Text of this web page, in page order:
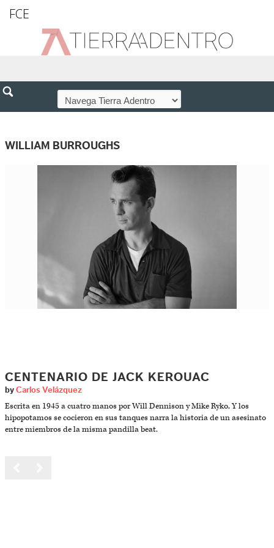
FCE
WILLIAM BURROUGHS
CENTENARIO DE JACK KEROUAC
by Carlos Velázquez
Escrita en 1945 a cuatro manos por Will Dennison y Mike Ryko, Y los
hipopotamos se cocieron en sus tanques narra la historia de un asesinato
entre miembros de la misma pandilla beat.